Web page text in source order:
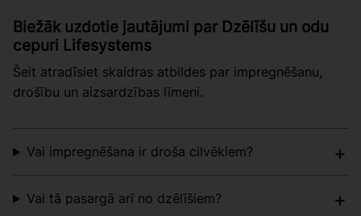
Biežāk uzdotie jautājumi par Dzēlīšu un odu
cepuri Lifesystems
Šeit atradīsiet skaidras atbildes par impregnēšanu,
drošību un aizsardzības līmeni.
Vai impregnēšana ir droša cilvēkiem?
Vai tā pasargā arī no dzēlīšiem?